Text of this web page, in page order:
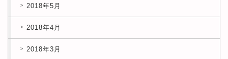
2018年5月
2018年4月
2018年3月